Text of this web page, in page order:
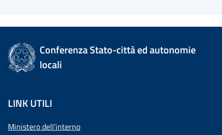
Conferenza Stato-città ed autonomie
locali
LINK UTILI
Ministero dell'interno